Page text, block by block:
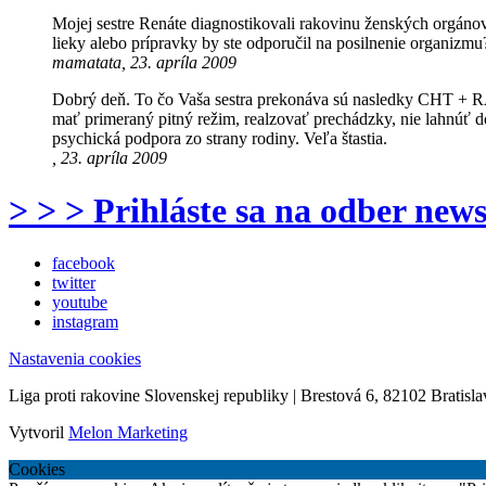
Mojej sestre Renáte diagnostikovali rakovinu ženských
lieky alebo prípravky by ste odporučil na posilnenie
mamatata, 23. apríla 2009
Dobrý deň. To čo Vaša sestra prekonáva sú nasledky CHT +
mať primeraný pitný režim, realzovať prechádzky, nie lahnúť
psychická podpora zo strany rodiny. Veľa štastia.
, 23. apríla 2009
> > > Prihláste sa na odber
facebook
twitter
youtube
instagram
Nastavenia cookies
Liga proti rakovine Slovenskej republiky | Brestová 6, 82102
Vytvoril Melon Marketing
Cookies